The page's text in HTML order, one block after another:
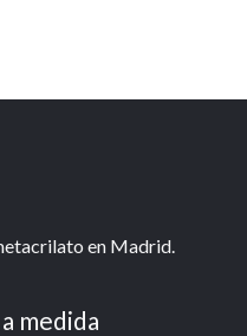
en Madrid.
medida